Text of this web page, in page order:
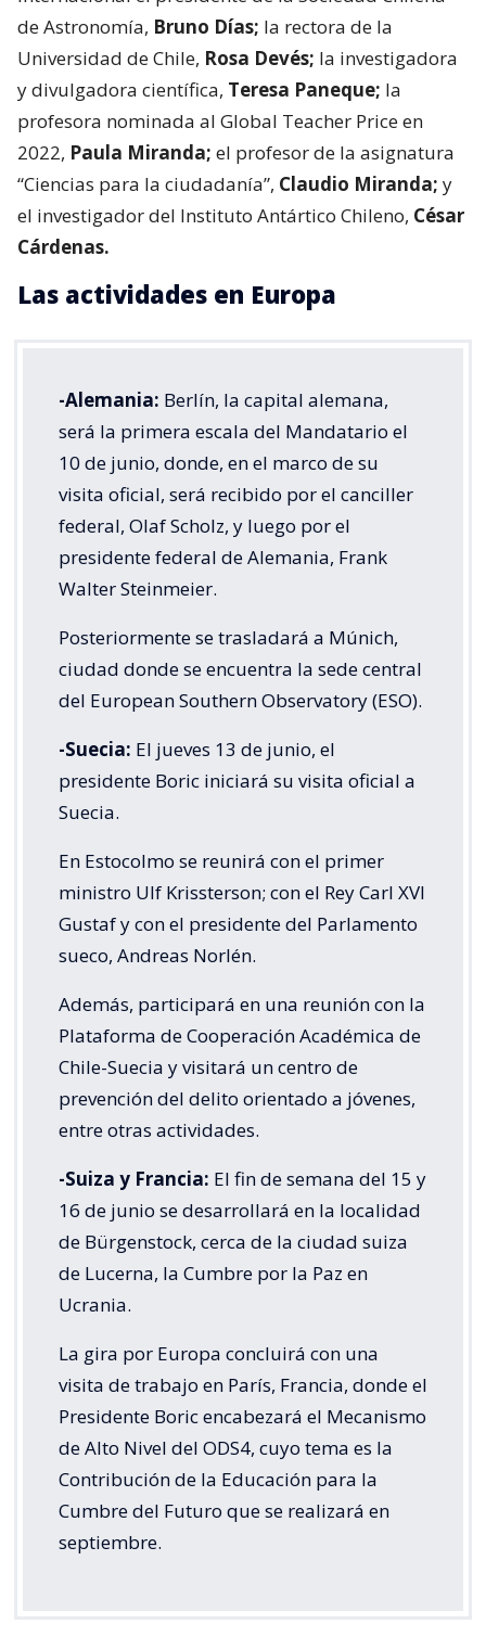
de Astronomía, Bruno Días; la rectora de la
Universidad de Chile, Rosa Devés; la investigadora
y divulgadora científica, Teresa Paneque; la
profesora nominada al Global Teacher Price en
2022, Paula Miranda; el profesor de la asignatura
“Ciencias para la ciudadanía”, Claudio Miranda; y
el investigador del Instituto Antártico Chileno, César
Cárdenas.
Las actividades en Europa
-Alemania: Berlín, la capital alemana,
será la primera escala del Mandatario el
10 de junio, donde, en el marco de su
visita oficial, será recibido por el canciller
federal, Olaf Scholz, y luego por el
presidente federal de Alemania, Frank
Walter Steinmeier.
Posteriormente se trasladará a Múnich,
ciudad donde se encuentra la sede central
del European Southern Observatory (ESO).
-Suecia: El jueves 13 de junio, el
presidente Boric iniciará su visita oficial a
Suecia.
En Estocolmo se reunirá con el primer
ministro Ulf Krissterson; con el Rey Carl XVI
Gustaf y con el presidente del Parlamento
sueco, Andreas Norlén.
Además, participará en una reunión con la
Plataforma de Cooperación Académica de
Chile-Suecia y visitará un centro de
prevención del delito orientado a jóvenes,
entre otras actividades.
-Suiza y Francia: El fin de semana del 15 y
16 de junio se desarrollará en la localidad
de Bürgenstock, cerca de la ciudad suiza
de Lucerna, la Cumbre por la Paz en
Ucrania.
La gira por Europa concluirá con una
visita de trabajo en París, Francia, donde el
Presidente Boric encabezará el Mecanismo
de Alto Nivel del ODS4, cuyo tema es la
Contribución de la Educación para la
Cumbre del Futuro que se realizará en
septiembre.